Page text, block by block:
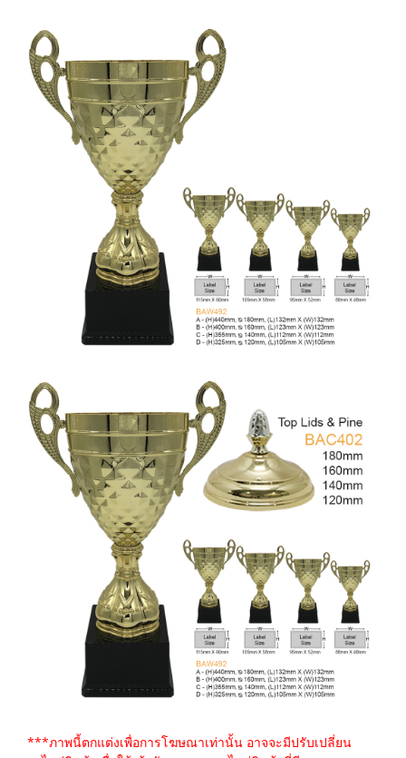
***ภาพนี้ตกแต่งเพื่อการโฆษณาเท่านั้น อาจจะมีปรับเปลี่ยน